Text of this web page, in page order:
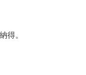
得。